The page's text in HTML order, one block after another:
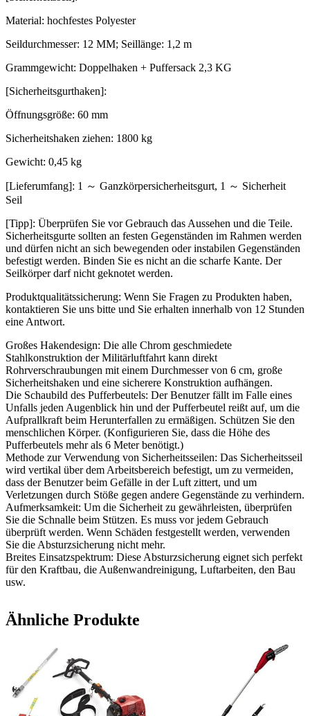
Material: hochfestes Polyester
Seildurchmesser: 12 MM; Seillänge: 1,2 m
Grammgewicht: Doppelhaken + Puffersack 2,3 KG
[Sicherheitsgurthaken]:
Öffnungsgröße: 60 mm
Sicherheitshaken ziehen: 1800 kg
Gewicht: 0,45 kg
[Lieferumfang]: 1 ～ Ganzkörpersicherheitsgurt, 1 ～ Sicherheit
Seil
[Tipp]: Überprüfen Sie vor Gebrauch das Aussehen und die Teile.
Sicherheitsgurte sollten an festen Gegenständen im Rahmen werden
und dürfen nicht an sich bewegenden oder instabilen Gegenständen
befestigt werden. Binden Sie es nicht an die scharfe Kante. Der
Seilkörper darf nicht geknotet werden.
Produktqualitätssicherung: Wenn Sie Fragen zu Produkten haben,
kontaktieren Sie uns bitte und Sie erhalten innerhalb von 12 Stunden
eine Antwort.
Großes Hakendesign: Die alle Chrom geschmiedete
Stahlkonstruktion der Militärluftfahrt kann direkt
Rohrverschraubungen mit einem Durchmesser von 6 cm, große
Sicherheitshaken und eine sicherere Konstruktion aufhängen.
Die Schaubild des Pufferbeutels: Der Benutzer fällt im Falle eines
Unfalls jeden Augenblick hin und der Pufferbeutel reißt auf, um die
Aufprallkraft beim Herunterfallen zu ermäßigen. Schützen Sie den
menschlichen Körper. (Konfigurieren Sie, dass die Höhe des
Pufferbeutels mehr als 6 Meter benötigt.)
Methode zur Verwendung von Sicherheitsseilen: Das Sicherheitsseil
wird vertikal über dem Arbeitsbereich befestigt, um zu vermeiden,
dass der Benutzer beim Gefälle in der Luft zittert, und um
Verletzungen durch Stöße gegen andere Gegenstände zu verhindern.
Aufmerksamkeit: Um die Sicherheit zu gewährleisten, überprüfen
Sie die Schnalle beim Stützen. Es muss vor jedem Gebrauch
überprüft werden. Wenn Schäden festgestellt werden, verwenden
Sie die Absturzsicherung nicht mehr.
Breites Einsatzspektrum: Diese Absturzsicherung eignet sich perfekt
für den Kraftbau, die Außenwandreinigung, Luftarbeiten, den Bau
usw.
Ähnliche Produkte